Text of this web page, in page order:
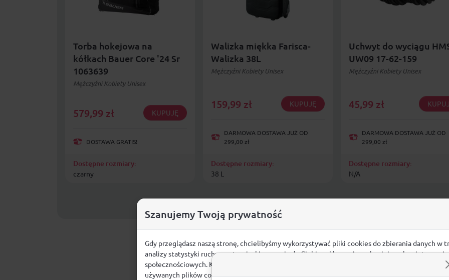
Torba hokejowa na
kółkach Bauer Core '24 Sr
1063639
Mężczyźni Kobiety Unisex
579,99 zł KUPUJĘ
DOSTAWA GRATIS!
Dostępne rozmiary:
czarny
Walizka miękka Farisca-
Walizka 38L
Mężczyźni Kobiety Unisex
159,99 zł KUPUJĘ
DARMOWA DOSTAWA JUŻ OD
299,00 zł
Dostępne rozmiary:
38 L
Uchwyt do wyciągu
UW09 17-62-159
Mężczyźni Kobiety Unisex
45,99 zł
DARMOWA DOSTAWA JUŻ OD
299,00 zł
Dostępne rozmiary:
N/A
Szanujemy Twoją prywatność
Gdy przeglądasz naszą stronę, chcielibyśmy wykorzystywać pliki cookies do zbierania danych w
analizy statystyki ruchu na stronie, kierowania do Ciebie reklam w innych miejscach w
społecznościowych. Kliknij poniżej, by wyrazić zgodę lub przejdź do ustawień, by dokonać
używanych plików cookies.